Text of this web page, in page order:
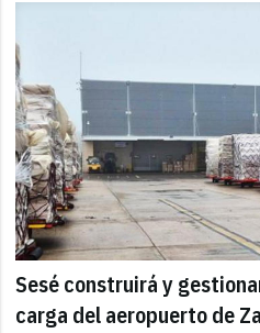
Sesé construirá y
carga del aeropuerto de